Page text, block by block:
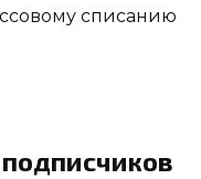
списанию